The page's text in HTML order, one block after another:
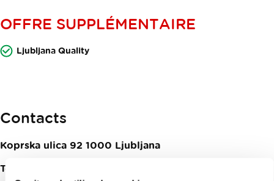
OFFRE SUPPLÉMENTAIRE
Ljubljana Quality
Contacts
Koprska ulica 92 1000 Ljubljana
Telefon: